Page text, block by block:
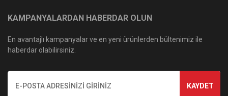
KAMPANYALARDAN HABERDAR OLUN
En avantajlı kampanyalar ve en yeni ürünlerden bültenimiz ile
haberdar olabilirsiniz.
KAYDET